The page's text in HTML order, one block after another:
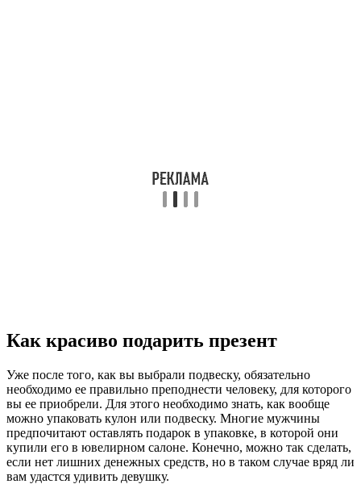
Как красиво подарить презент
Уже после того, как вы выбрали подвеску, обязательно
необходимо ее правильно преподнести человеку, для которого
вы ее приобрели. Для этого необходимо знать, как вообще
можно упаковать кулон или подвеску. Многие мужчины
предпочитают оставлять подарок в упаковке, в которой они
купили его в ювелирном салоне. Конечно, можно так сделать,
если нет лишних денежных средств, но в таком случае вряд ли
вам удастся удивить девушку.